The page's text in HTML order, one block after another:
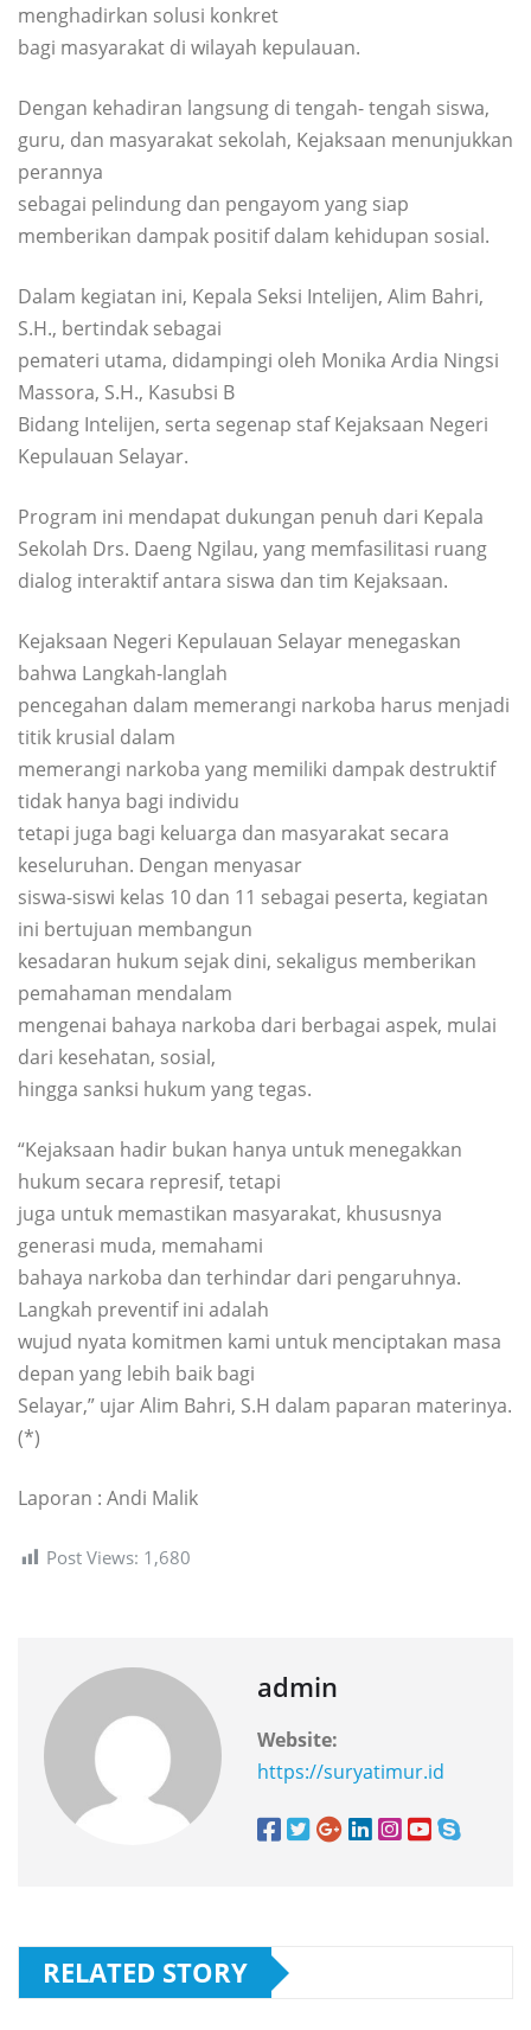
menghadirkan solusi konkret
bagi masyarakat di wilayah kepulauan.
Dengan kehadiran langsung di tengah- tengah siswa,
guru, dan masyarakat sekolah, Kejaksaan menunjukkan
perannya
sebagai pelindung dan pengayom yang siap
memberikan dampak positif dalam kehidupan sosial.
Dalam kegiatan ini, Kepala Seksi Intelijen, Alim Bahri,
S.H., bertindak sebagai
pemateri utama, didampingi oleh Monika Ardia Ningsi
Massora, S.H., Kasubsi B
Bidang Intelijen, serta segenap staf Kejaksaan Negeri
Kepulauan Selayar.
Program ini mendapat dukungan penuh dari Kepala
Sekolah Drs. Daeng Ngilau, yang memfasilitasi ruang
dialog interaktif antara siswa dan tim Kejaksaan.
Kejaksaan Negeri Kepulauan Selayar menegaskan
bahwa Langkah-langlah
pencegahan dalam memerangi narkoba harus menjadi
titik krusial dalam
memerangi narkoba yang memiliki dampak destruktif
tidak hanya bagi individu
tetapi juga bagi keluarga dan masyarakat secara
keseluruhan. Dengan menyasar
siswa-siswi kelas 10 dan 11 sebagai peserta, kegiatan
ini bertujuan membangun
kesadaran hukum sejak dini, sekaligus memberikan
pemahaman mendalam
mengenai bahaya narkoba dari berbagai aspek, mulai
dari kesehatan, sosial,
hingga sanksi hukum yang tegas.
“Kejaksaan hadir bukan hanya untuk menegakkan
hukum secara represif, tetapi
juga untuk memastikan masyarakat, khususnya
generasi muda, memahami
bahaya narkoba dan terhindar dari pengaruhnya.
Langkah preventif ini adalah
wujud nyata komitmen kami untuk menciptakan masa
depan yang lebih baik bagi
Selayar,” ujar Alim Bahri, S.H dalam paparan materinya.
(*)
Laporan : Andi Malik
Post Views: 1,680
admin
Website:
https://suryatimur.id
RELATED STORY